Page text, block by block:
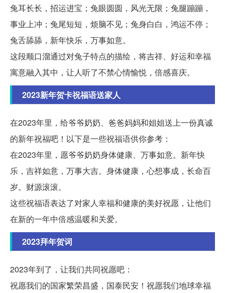
兔耳长长，招运进宝；兔眼圆圆，风光无限；兔腿蹦蹦，
事业上冲；兔尾短短，烦脑不见；兔身白白，鸿运不停；
兔舌舔舔，新年快乐，万事如意。
这段顺口溜通过对兔子特点的描绘，将吉祥、好运和幸福
寓意融入其中，让人听了不禁心情愉悦，倍感喜庆。
2023新年贺卡祝福语送家人
在2023年里，给爷爷奶奶、爸爸妈妈和姐姐送上一份真诚
的新年祝福吧！以下是一些祝福语供你参考：
在2023年里，愿爷爷奶奶身体健康、万事如意。新年快
乐，吉祥如意，万事大吉。身体健康，心想事成，长命百
岁。财源滚滚。
这些祝福语表达了对家人幸福和健康的美好祝愿，让他们
在新的一年中倍感温暖和关爱。
2023拜年贺词
2023年到了，让我们共同祝愿吧：
祝愿我们的国家繁荣昌盛，国泰民安！祝愿我们地球幸福